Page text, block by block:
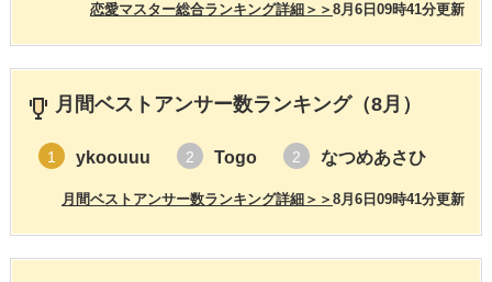
8月6日09時41分更新
恋愛マスター総合ランキング詳細＞＞
月間ベストアンサー数ランキング（8月）
1 ykoouuu 2 Togo 2 なつめあさひ
8月6日09時41分更新
月間ベストアンサー数ランキング詳細＞＞